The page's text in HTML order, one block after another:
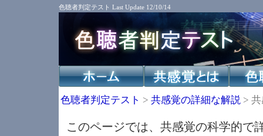
色聴者判定テスト Last Update 12/10/14
色聴者判定テスト > 共感覚の詳細な解説 >
このページでは、共感覚の科学的で